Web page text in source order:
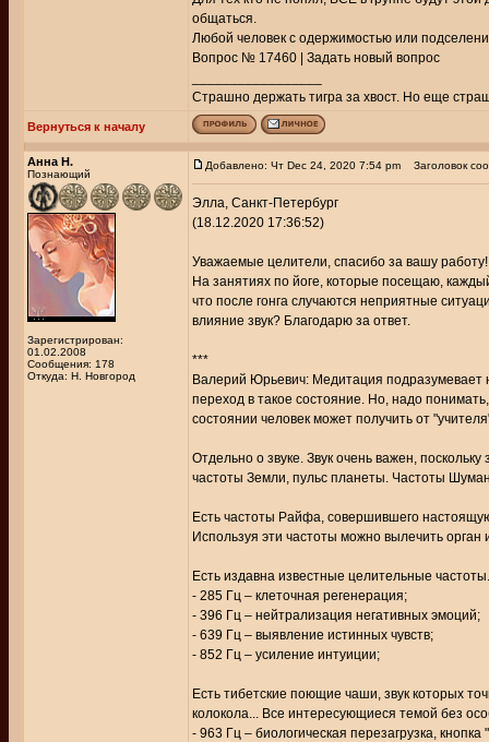
общаться.
Любой человек с одержимостью или
Вопрос № 17460 | Задать новый вопрос
Страшно держать тигра за хвост. Но еще
Вернуться к началу
Анна Н.
Познающий
Зарегистрирован:
01.02.2008
Сообщения: 178
Откуда: Н. Новгород
Добавлено: Чт Dec 24, 2020 7:54 pm Заголовок
Элла, Санкт-Петербург
(18.12.2020 17:36:52)
Уважаемые целители, спасибо за вашу работу!
На занятиях по йоге, которые посещаю,
что после гонга случаются неприятные
влияние звук? Благодарю за ответ.
***
Валерий Юрьевич: Медитация подразумевает
переход в такое состояние. Но, надо
состоянии человек может получить от
Отдельно о звуке. Звук очень важен,
частоты Земли, пульс планеты. Частоты
Есть частоты Райфа, совершившего
Используя эти частоты можно вылечить
Есть издавна известные целительные
- 285 Гц – клеточная регенерация;
- 396 Гц – нейтрализация негативных эмоций;
- 639 Гц – выявление истинных чувств;
- 852 Гц – усиление интуиции;
Есть тибетские поющие чаши, звук которых
колокола... Все интересующиеся темой без
- 963 Гц – биологическая перезагрузка,